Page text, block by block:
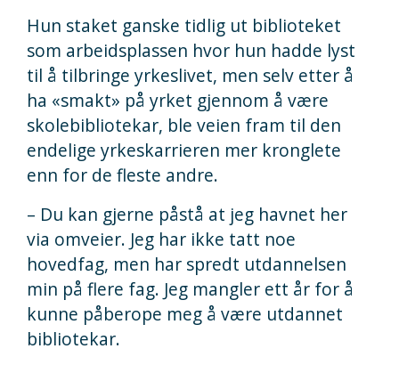
Hun staket ganske tidlig ut biblioteket
som arbeidsplassen hvor hun hadde lyst
til å tilbringe yrkeslivet, men selv etter å
ha «smakt» på yrket gjennom å være
skolebibliotekar, ble veien fram til den
endelige yrkeskarrieren mer kronglete
enn for de fleste andre.
– Du kan gjerne påstå at jeg havnet her
via omveier. Jeg har ikke tatt noe
hovedfag, men har spredt utdannelsen
min på flere fag. Jeg mangler ett år for å
kunne påberope meg å være utdannet
bibliotekar.